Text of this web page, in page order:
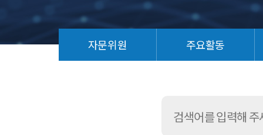
자문위원 주요활동